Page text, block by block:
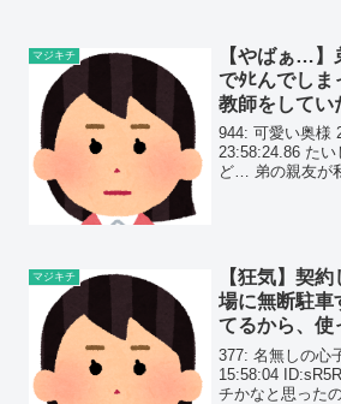
マジキチ
【やばぁ…】
でﾀﾋんでし
教師をしてい
からちょっと
944: 可愛い奥様
23:58:24.86 た
ど… 弟の親友が
マジキチ
【狂気】契
場に無断駐車
てるから、使
く悪びれず
377: 名無しの心
15:58:04
チかなと思った